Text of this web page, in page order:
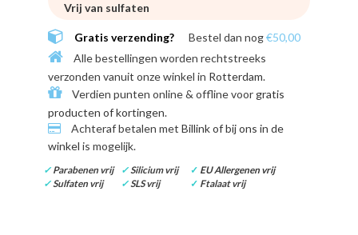
Vrij van sulfaten
Gratis verzending? Bestel dan nog€50,00
Alle bestellingen worden rechtstreeks
verzonden vanuit onze winkel in Rotterdam.
Verdien punten online & offline voor gratis
producten of kortingen.
Achteraf betalen met Billink of bij ons in de
winkel is mogelijk.
✓ Parabenen vrij
✓Sulfaten vrij
✓Silicium vrij
✓SLS vrij
✓ EU Allergenen vrij
✓ Ftalaat vrij